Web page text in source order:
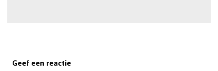
Geef een reactie